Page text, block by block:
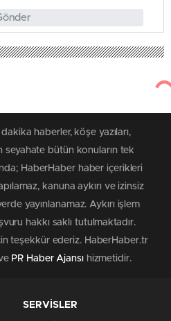
haberler, köşe yazıları,
bütün konuların tek
HaberHaber haber içerikleri
kanuna aykırı ve izinsiz
yayınlanamaz. Aykırı işlem
hakkı saklı tutulmaktadır.
teşekkür ederiz. HaberHaber.tr
PR Haber Ajansıhizmetidir.
SERVİSLER